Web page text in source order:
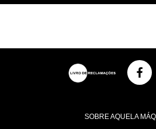
SOBRE AQUELA